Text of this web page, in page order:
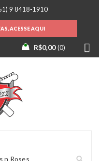
9 8418-1910
ACESSE AQUI
R$0,00 0